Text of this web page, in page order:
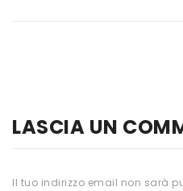
NAMED SPORT
NATIVA INTEGRATORI
LASCIA UN
Il tuo indirizzo email non sarà